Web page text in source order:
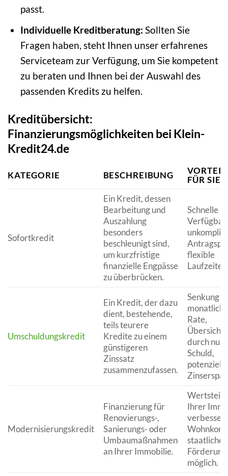
passt.
Individuelle Kreditberatung: Sollten Sie
Fragen haben, steht Ihnen unser erfahrenes
Serviceteam zur Verfügung, um Sie kompetent
zu beraten und Ihnen bei der Auswahl des
passenden Kredits zu helfen.
Kreditübersicht:
Finanzierungsmöglichkeiten bei Klein-
Kredit24.de
KATEGORIE BESCHREIBUNG
FÜR SIE
Sofortkredit
Ein Kredit, dessen
Bearbeitung und
Auszahlung
besonders
beschleunigt sind,
um kurzfristige
finanzielle Engpässe
zu überbrücken.
Schnelle
flexible
Umschuldungskredit
Ein Kredit, der dazu
dient, bestehende,
teils teurere
Kredite zu einem
günstigeren
Zinssatz
zusammenzufassen.
Senkung
Rate,
durch nur
Schuld,
potenzielle
Modernisierungskredit
Finanzierung für
Renovierungs-,
Sanierungs- oder
Umbaumaßnahmen
an Ihrer Immobilie.
Ihrer
staatliche
möglich.